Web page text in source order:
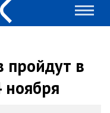
пройдут в
ноября